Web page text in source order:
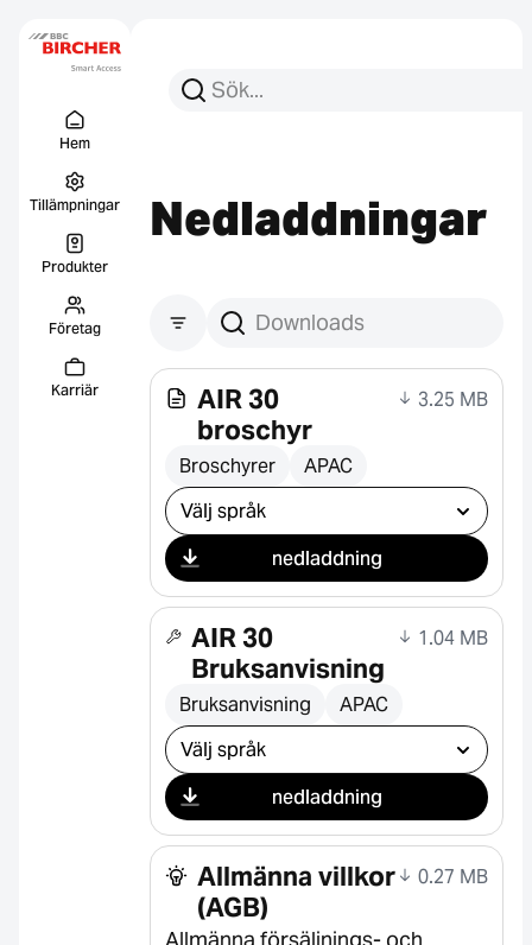
Hem
Tillämpningar
Produkter
Företag
Karriär
Sök efter:
Sök
Nedladdningar
Sök efter nedladdningar
AIR 30
broschyr
3.25 MB
Broschyrer APAC
Välj nedladdning
nedladdning
AIR 30
Bruksanvisning
1.04 MB
Bruksanvisning APAC
Välj nedladdning
nedladdning
Allmänna villkor
(AGB)
0.27 MB